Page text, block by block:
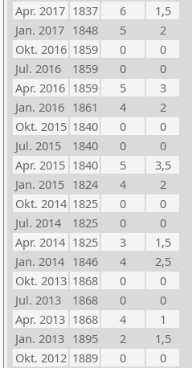
Apr. 2017 1837 6
1,5
Jan. 2017 1848 5
2
Okt. 2016 1859 0
0
Jul. 2016
1859 0
0
Apr. 2016 1859 5
3
Jan. 2016 1861 4
2
Okt. 2015 1840 0
0
Jul. 2015
1840 0
0
Apr. 2015 1840 5
3,5
Jan. 2015 1824 4
2
Okt. 2014 1825 0
0
Jul. 2014
1825 0
0
Apr. 2014 1825 3
1,5
Jan. 2014 1846 4
2,5
Okt. 2013 1868 0
0
Jul. 2013
1868 0
0
Apr. 2013 1868 4
1
Jan. 2013 1895 2
1,5
Okt. 2012 1889 0
0